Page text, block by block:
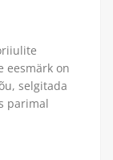
eesmärk on
selgitada
parimal